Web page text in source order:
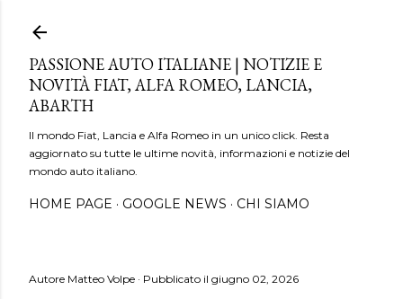
PASSIONE AUTO ITALIANE | NOTIZIE E
NOVITÀ FIAT, ALFA ROMEO, LANCIA,
ABARTH
Il mondo Fiat, Lancia e Alfa Romeo in un unico click. Resta
aggiornato su tutte le ultime novità, informazioni e notizie del
mondo auto italiano.
HOME PAGE GOOGLE NEWS CHI SIAMO
Autore Matteo Volpe Pubblicato il giugno 02, 2026